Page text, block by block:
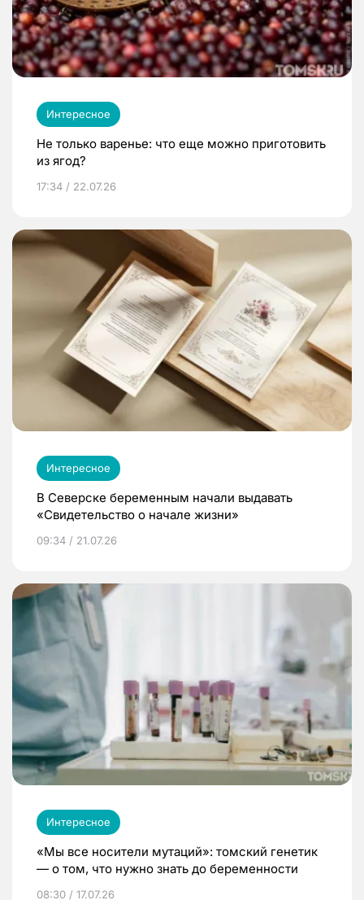
Интересное
Не только варенье: что еще можно приготовить
из ягод?
17:34 / 22.07.26
Интересное
В Северске беременным начали выдавать
«Свидетельство о начале жизни»
09:34 / 21.07.26
Интересное
«Мы все носители мутаций»: томский генетик
— о том, что нужно знать до беременности
08:30 / 17.07.26